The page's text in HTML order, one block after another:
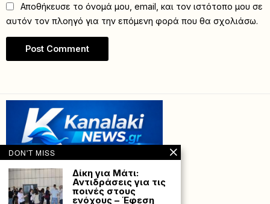
Αποθήκευσε το όνομά μου, email, και τον ιστότοπο μου σε
αυτόν τον πλοηγό για την επόμενη φορά που θα σχολιάσω.
DON'T MISS
Δίκη για Μάτι:
Αντιδράσεις για τις
ποινές στους
ενόχους – Έφεση